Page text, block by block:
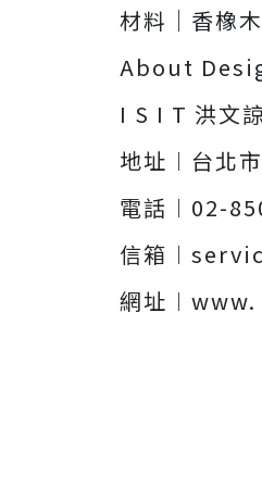
材料｜香橡
About
I S I T 洪文
地址︱台北
電話︱02-
信箱︱
網址